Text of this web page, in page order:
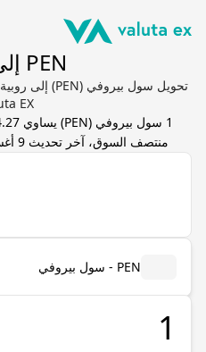
PEN إلى SCR
EX
1 سول بيروفي (
PEN) يساوي
منتصف السوق، آخر تحديث 9 أغسطس 2026 في 1:50 م UTC
PEN - سول بيروفي